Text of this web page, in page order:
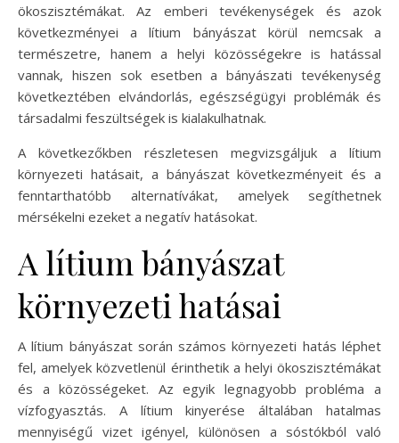
ökoszisztémákat. Az emberi tevékenységek és azok
következményei a lítium bányászat körül nemcsak a
természetre, hanem a helyi közösségekre is hatással
vannak, hiszen sok esetben a bányászati tevékenység
következtében elvándorlás, egészségügyi problémák és
társadalmi feszültségek is kialakulhatnak.
A következőkben részletesen megvizsgáljuk a lítium
környezeti hatásait, a bányászat következményeit és a
fenntarthatóbb alternatívákat, amelyek segíthetnek
mérsékelni ezeket a negatív hatásokat.
A lítium bányászat
környezeti hatásai
A lítium bányászat során számos környezeti hatás léphet
fel, amelyek közvetlenül érinthetik a helyi ökoszisztémákat
és a közösségeket. Az egyik legnagyobb probléma a
vízfogyasztás. A lítium kinyerése általában hatalmas
mennyiségű vizet igényel, különösen a sóstókból való